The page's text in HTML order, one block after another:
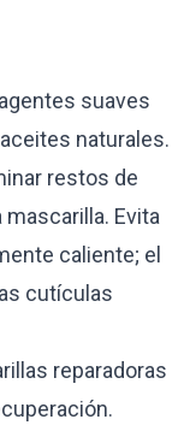
suaves
naturales.
restos de
mascarilla. Evita
caliente; el
cutículas
reparadoras